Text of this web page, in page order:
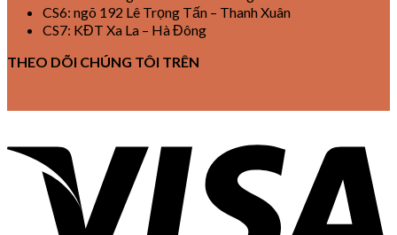
CS6: ngõ 192 Lê Trọng Tấn – Thanh Xuân
CS7: KĐT Xa La – Hà Đông
THEO DÕI CHÚNG TÔI TRÊN